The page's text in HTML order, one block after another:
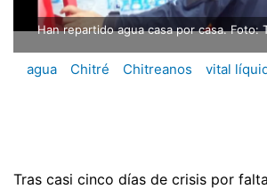
Han repartido agua casa por casa. Foto:
agua Chitré Chitreanos vital
Tras casi cinco días de crisis por